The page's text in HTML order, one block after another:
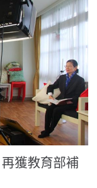
獲教育部補